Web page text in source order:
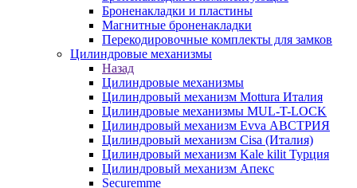
Броненакладки и пластины
Магнитные броненакладки
Перекодировочные комплекты для замков
Цилиндровые механизмы
Назад
Цилиндровые механизмы
Цилиндровый механизм Mottura Италия
Цилиндровые механизмы MUL-T-LOCK
Цилиндровый механизм Evva АВСТРИЯ
Цилиндровый механизм Cisa (Италия)
Цилиндровый механизм Kale kilit Турция
Цилиндровый механизм Апекс
Securemme